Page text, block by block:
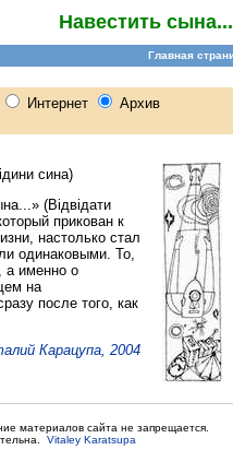
Навестить сына...
сина)
(Відвідати
прикован к
настолько стал
одинаковыми. То,
а именно о
на
после того, как
Карацупа, 2004